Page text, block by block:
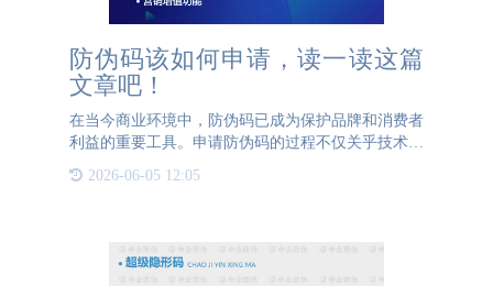
防伪码该如何申请，读一读这篇
文章吧！
在当今商业环境中，防伪码已成为保护品牌和消费者
利益的重要工具。申请防伪码的过程不仅关乎技术操
作，更是一个体现企业责任感和市场策略的环节。首
先，企业应选择一家具备良好声誉和技术实力的防伪
2026-06-05 12:05